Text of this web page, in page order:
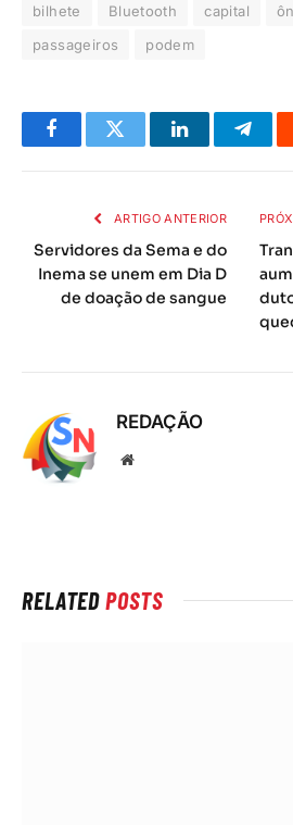
bilhete Bluetooth capital
passageiros
podem
FacebookTwitter LinkedIn
ARTIGO ANTERIOR
Servidores da Sema e do
Inema se unem em Dia D
de doação de sangue
REDAÇÃO
Local
RELATEDPOSTS